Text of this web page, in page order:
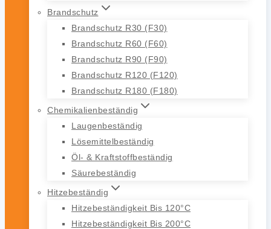
Brandschutz
Brandschutz R30 (F30)
Brandschutz R60 (F60)
Brandschutz R90 (F90)
Brandschutz R120 (F120)
Brandschutz R180 (F180)
Chemikalienbeständig
Laugenbeständig
Lösemittelbeständig
Öl- & Kraftstoffbeständig
Säurebeständig
Hitzebeständig
Hitzebeständigkeit Bis 120°C
Hitzebeständigkeit Bis 200°C